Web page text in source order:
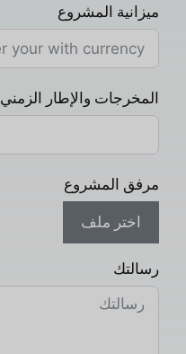
ميزانية المشروع
المخرجات والإطار الزمني
مرفق المشروع
اختر ملف
رسالتك